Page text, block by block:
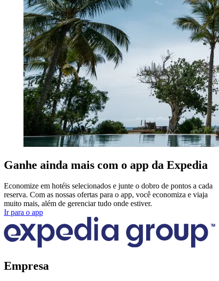
Ganhe ainda mais com o app da Expedia
Economize em hotéis selecionados e junte o dobro de pontos a cada
reserva. Com as nossas ofertas para o app, você economiza e viaja
muito mais, além de gerenciar tudo onde estiver.
Ir para o app
Empresa